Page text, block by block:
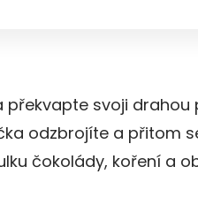
překvapte svoji drahou
odzbrojíte a přitom
čokolády, koření a